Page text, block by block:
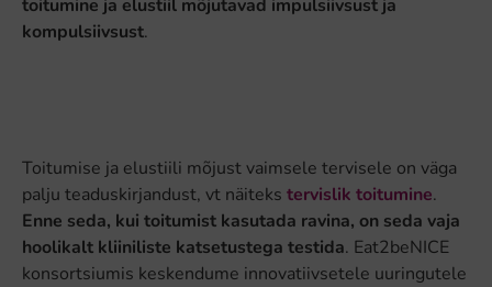
toitumine ja elustiil mõjutavad impulsiivsust ja
kompulsiivsust.
Toitumise ja elustiili mõjust vaimsele tervisele on väga
palju teaduskirjandust, vt näiteks tervislik toitumine.
Enne seda, kui toitumist kasutada ravina, on seda vaja
hoolikalt kliiniliste katsetustega testida. Eat2beNICE
konsortsiumis keskendume innovatiivsetele uuringutele